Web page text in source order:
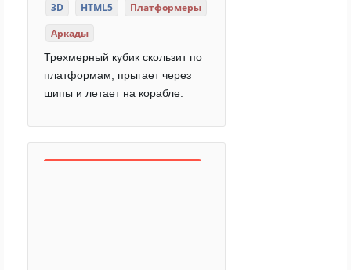
3D HTML5
Платформеры
Аркады
Трехмерный кубик скользит по
платформам, прыгает через
шипы и летает на корабле.